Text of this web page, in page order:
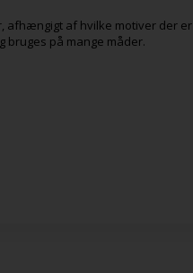
afhængigt af hvilke motiver der er
bruges på mange måder.